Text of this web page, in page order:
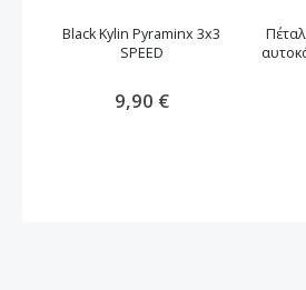
Black Kylin Pyraminx 3x3
SPEED
9,90 €